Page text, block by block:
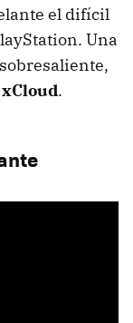
el difícil
Una
.